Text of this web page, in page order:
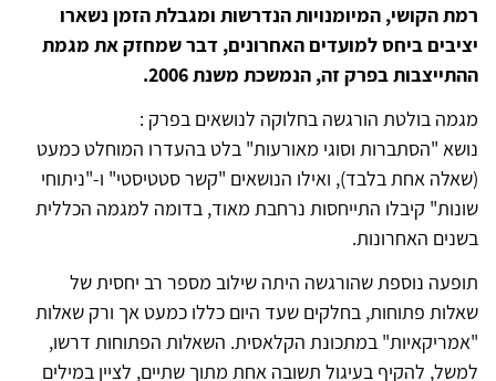
רמת הקושי, המיומנויות הנדרשות ומגבלת הזמן נשארו
יציבים ביחס למועדים האחרונים, דבר שמחזק את מגמת
ההתייצבות בפרק זה, הנמשכת משנת 2006.
מגמה בולטת הורגשה בחלוקה לנושאים בפרק :
נושא "הסתברות וסוגי מאורעות" בלט בהעדרו המוחלט כמעט
(שאלה אחת בלבד), ואילו הנושאים "קשר סטטיסטי" ו-"ניתוחי
שונות" קיבלו התייחסות נרחבת מאוד, בדומה למגמה הכללית
בשנים האחרונות.
תופעה נוספת שהורגשה היתה שילוב מספר רב יחסית של
שאלות פתוחות, בחלקים שעד היום כללו כמעט אך ורק שאלות
"אמריקאיות" במתכונת הקלאסית. השאלות הפתוחות דרשו,
למשל, להקיף בעיגול תשובה אחת מתוך שתיים, לציין במילים